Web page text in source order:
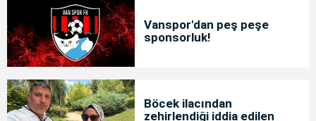
Vanspor'dan peş peşe
sponsorluk!
Böcek ilacından
zehirlendiği iddia edilen